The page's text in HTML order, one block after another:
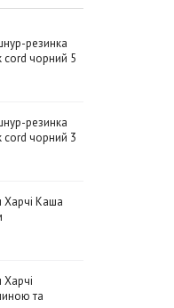
резинка
cord чорний 5
резинка
cord чорний 3
Харчі Каша
Харчі
та